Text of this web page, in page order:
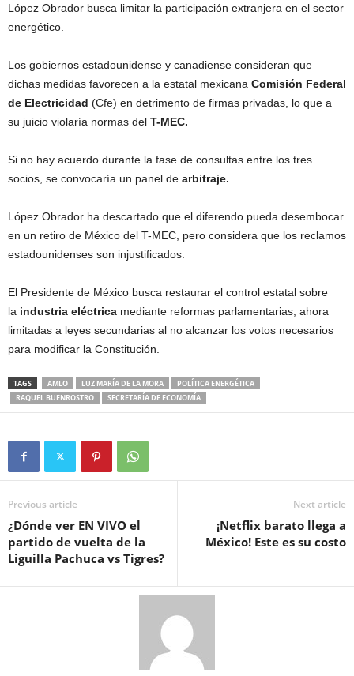
López Obrador busca limitar la participación extranjera en el sector
energético.
Los gobiernos estadounidense y canadiense consideran que
dichas medidas favorecen a la estatal mexicana Comisión Federal
de Electricidad (Cfe) en detrimento de firmas privadas, lo que a
su juicio violaría normas del T-MEC.
Si no hay acuerdo durante la fase de consultas entre los tres
socios, se convocaría un panel de arbitraje.
López Obrador ha descartado que el diferendo pueda desembocar
en un retiro de México del T-MEC, pero considera que los reclamos
estadounidenses son injustificados.
El Presidente de México busca restaurar el control estatal sobre
la industria eléctrica mediante reformas parlamentarias, ahora
limitadas a leyes secundarias al no alcanzar los votos necesarios
para modificar la Constitución.
TAGS AMLO LUZ MARÍA DE LA MORA
POLÍTICA ENERGÉTICA
RAQUEL BUENROSTRO
SECRETARÍA DE ECONOMÍA
Previous article
¿Dónde ver EN VIVO el
partido de vuelta de la
Liguilla Pachuca vs Tigres?
Next article
¡Netflix barato llega a
México! Este es su costo